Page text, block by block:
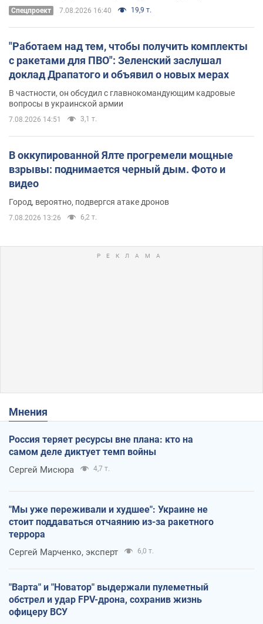
Спецпроект 7.08.2026 16:40 19,9 т.
"Работаем над тем, чтобы получить комплекты
с ракетами для ПВО": Зеленский заслушал
доклад Драпатого и объявил о новых мерах
В частности, он обсудил с главнокомандующим кадровые
вопросы в украинской армии
7.08.2026 14:51 3,1 т.
В оккупированной Ялте прогремели мощные
взрывы: поднимается черный дым. Фото и
видео
Город, вероятно, подвергся атаке дронов
7.08.2026 13:26 6,2 т.
Мнения
Россия теряет ресурсы вне плана: кто на
самом деле диктует темп войны
Сергей Мисюра 4,7 т.
"Мы уже переживали и худшее": Украине не
стоит поддаваться отчаянию из-за ракетного
террора
Сергей Марченко, эксперт 6,0 т.
"Варта" и "Новатор" выдержали пулеметный
обстрел и удар FPV-дрона, сохранив жизнь
офицеру ВСУ